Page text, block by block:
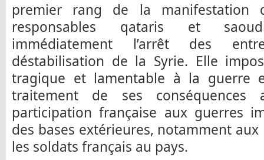
premier rang de la manifestation
responsables qataris et
immédiatement l’arrêt des
déstabilisation de la Syrie. Elle
tragique et lamentable à la guerre
traitement de ses
participation française aux guerres
des bases extérieures, notamment
les soldats français au pays.